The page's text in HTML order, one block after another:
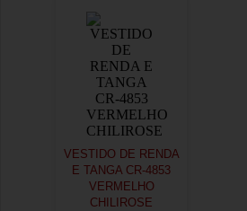
VESTIDO DE RENDA
E TANGA CR-4853
VERMELHO
CHILIROSE